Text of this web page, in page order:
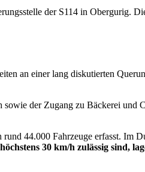
der S114 in Obergurig.
an einer lang diskutierten
der Zugang zu Bäckerei und
44.000 Fahrzeuge erfasst. Im
30 km/h zulässig sind,